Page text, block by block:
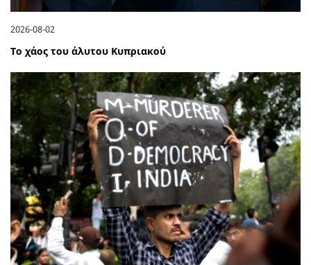
2026-08-02
Το χάος του άλυτου Κυπριακού